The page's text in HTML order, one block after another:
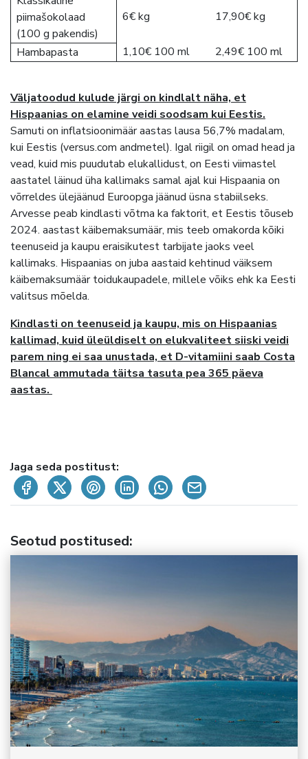
piimašokolaad
(100 g pakendis)
6€ kg 17,90€ kg
Hambapasta 1,10€ 100 ml 2,49€ 100 ml
Väljatoodud kulude järgi on kindlalt näha, et
Hispaanias on elamine veidi soodsam kui Eestis.
Samuti on inflatsioonimäär aastas lausa 56,7% madalam,
kui Eestis (versus.com andmetel). Igal riigil on omad head ja
vead, kuid mis puudutab elukallidust, on Eesti viimastel
aastatel läinud üha kallimaks samal ajal kui Hispaania on
võrreldes ülejäänud Euroopga jäänud üsna stabiilseks.
Arvesse peab kindlasti võtma ka faktorit, et Eestis tõuseb
2024. aastast käibemaksumäär, mis teeb omakorda kõiki
teenuseid ja kaupu eraisikutest tarbijate jaoks veel
kallimaks. Hispaanias on juba aastaid kehtinud väiksem
käibemaksumäär toidukaupadele, millele võiks ehk ka Eesti
valitsus mõelda.
Kindlasti on teenuseid ja kaupu, mis on Hispaanias
kallimad, kuid üleüldiselt on elukvaliteet siiski veidi
parem ning ei saa unustada, et D-vitamiini saab Costa
Blancal ammutada täitsa tasuta pea 365 päeva
aastas.
Jaga seda postitust:
Seotud postitused: